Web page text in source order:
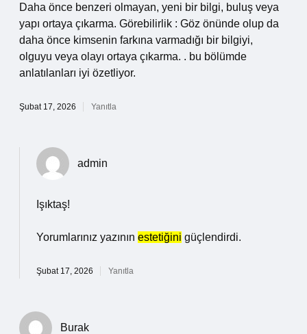
Daha önce benzeri olmayan, yeni bir bilgi, buluş veya
yapı ortaya çıkarma. Görebilirlik : Göz önünde olup da
daha önce kimsenin farkına varmadığı bir bilgiyi,
olguyu veya olayı ortaya çıkarma. . bu bölümde
anlatılanları iyi özetliyor.
Şubat 17, 2026 Yanıtla
admin
Işıktaş!
Yorumlarınız yazının estetiğini güçlendirdi.
Şubat 17, 2026 Yanıtla
Burak